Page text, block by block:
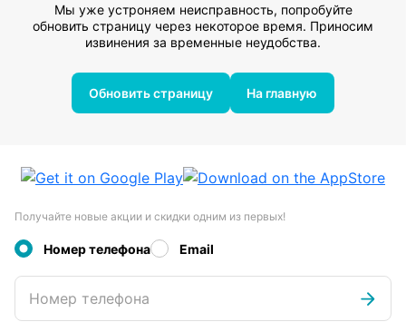
Мы уже устроняем неисправность, попробуйте
обновить страницу через некоторое время. Приносим
извинения за временные неудобства.
Обновить страницу На главную
Получайте новые акции и скидки одним из первых!
Номер телефона Email
Номер телефона